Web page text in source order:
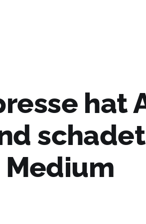
hat
schadet